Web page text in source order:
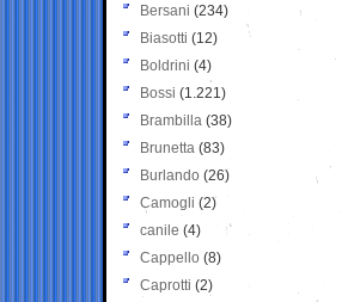
Bersani (234)
Biasotti (12)
Boldrini (4)
Bossi (1.221)
Brambilla (38)
Brunetta (83)
Burlando (26)
Camogli (2)
canile (4)
Cappello (8)
Caprotti (2)